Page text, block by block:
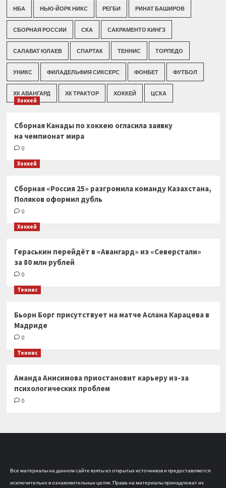
НБА НЬЮ-ЙОРК НИКС РЕГБИ РИНАТ БАШИРОВ
СБОРНАЯ РОССИИ СКА САКРАМЕНТО КИНГЗ
САЛАВАТ ЮЛАЕВ СПАРТАК ТЕННИС ТОРПЕДО
УНИКС ФИЛАДЕЛЬФИЯ СИКСЕРС ФОНБЕТ ФУТБОЛ
ХК АВАНГАРД ХК ТРАКТОР ХОККЕЙ ЦСКА
Хоккей
Сборная Канады по хоккею огласила заявку
на чемпионат мира
0
Хоккей
Сборная «Россия 25» разгромила команду Казахстана,
Поляков оформил дубль
0
Хоккей
Гераськин перейдёт в «Авангард» из «Северстали»
за 80 млн рублей
0
Теннис
Бьорн Борг присутствует на матче Аслана Карацева в
Мадриде
0
Теннис
Аманда Анисимова приостановит карьеру из-за
психологических проблем
0
Все материалы на данном сайте взяты из открытых источников и предоставляются
исключительно в ознакомительных целях. Права на материалы принадлежат их